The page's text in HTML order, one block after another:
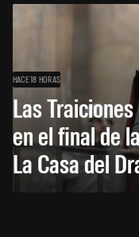
HACE 18 HORAS
Las
en el final de
La Casa del